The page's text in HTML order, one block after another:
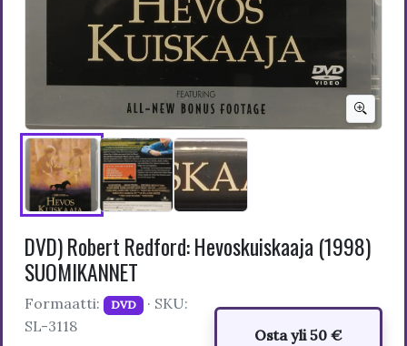
DVD) Robert Redford: Hevoskuiskaaja (1998)
SUOMIKANNET
Formaatti: DVD · SKU:
SL-3118
Osta yli 50 €